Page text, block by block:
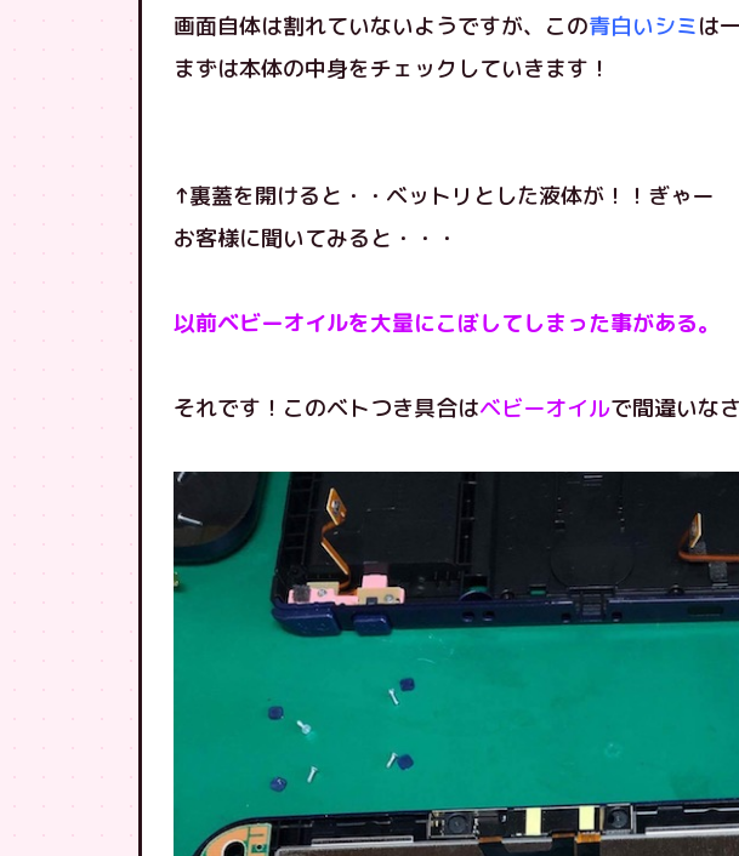
画面自体は割れていないようですが、この青白いシミは
まずは本体の中身をチェックしていきます！
↑裏蓋を開けると・・ベットリとした液体が！！ぎゃー
お客様に聞いてみると・・・
以前ベビーオイルを大量にこぼしてしまった事がある。
それです！このベトつき具合はベビーオイルで間違いな